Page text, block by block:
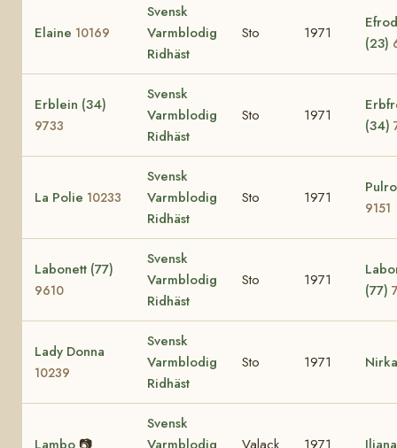
Elaine 10169
Svensk
Varmblodig
Ridhäst
Sto 1971
(23)
Erblein (34)
9733
Svensk
Varmblodig
Ridhäst
Sto 1971
(34)
La Polie 10233
Svensk
Varmblodig
Ridhäst
Sto 1971
9151
Labonett (77)
9610
Svensk
Varmblodig
Ridhäst
Sto 1971
(77)
Lady Donna
10239
Svensk
Varmblodig
Ridhäst
Sto 1971
Lambo 📷
Svensk
Varmblodig
Valack 1971